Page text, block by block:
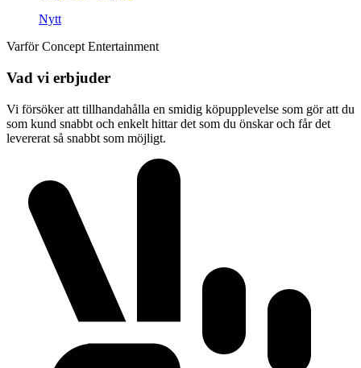
Nytt
Varför Concept Entertainment
Vad vi erbjuder
Vi försöker att tillhandahålla en smidig köpupplevelse som gör att du
som kund snabbt och enkelt hittar det som du önskar och får det
levererat så snabbt som möjligt.